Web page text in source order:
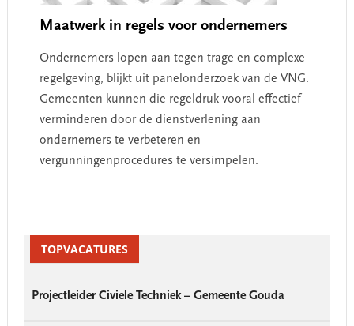
Maatwerk in regels voor ondernemers
Ondernemers lopen aan tegen trage en complexe
regelgeving, blijkt uit panelonderzoek van de VNG.
Gemeenten kunnen die regeldruk vooral effectief
verminderen door de dienstverlening aan
ondernemers te verbeteren en
vergunningenprocedures te versimpelen.
SidebarTOPVACATURES
Projectleider Civiele Techniek – Gemeente Gouda